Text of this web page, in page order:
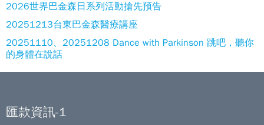
2026世界巴金森日系列活動搶先預告
20251213台東巴金森醫療講座
20251110、20251208 Dance with Parkinson 跳吧，聽你
的身體在說話
匯款資訊-1